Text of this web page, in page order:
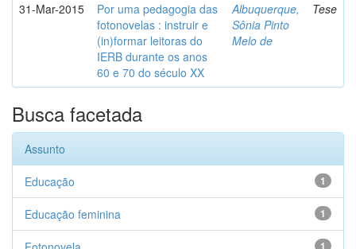
31-Mar-2015
Por uma pedagogia das
fotonovelas : instruir e
(in)formar leitoras do
IERB durante os anos
60 e 70 do século XX
Albuquerque,
Sônia Pinto
Melo de
Tese
Busca facetada
Assunto
1
Educação
1
Educação feminina
1